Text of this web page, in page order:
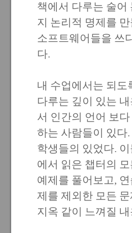
책에서 다루는 술어
지 논리적 명제를
소프트웨어들을 쓰
다.
내 수업에서는 되도
다루는 깊이 있는
서 인간의 언어 보
하는 사람들이 있다
학생들의 있었다.
에서 읽은 챕터의
예제를 풀어보고,
제를 제외한 모든
지옥 같이 느껴질